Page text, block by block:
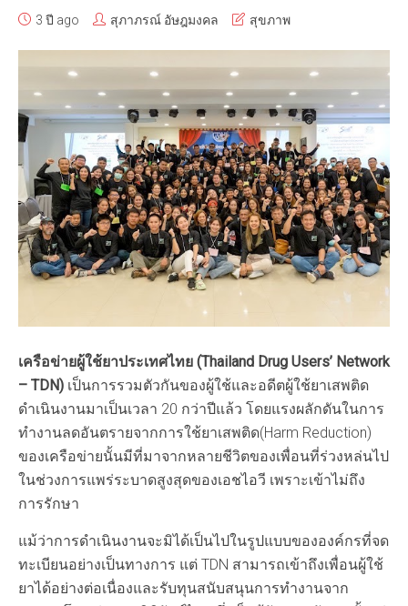
3 ปี ago สุภาภรณ์ อัษฎมงคล สุขภาพ
เครือข่ายผู้ใช้ยาประเทศไทย (Thailand Drug Users’ Network
– TDN) เป็นการรวมตัวกันของผู้ใช้และอดีตผู้ใช้ยาเสพติด
ดำเนินงานมาเป็นเวลา 20 กว่าปีแล้ว โดยแรงผลักดันในการ
ทำงานลดอันตรายจากการใช้ยาเสพติด(Harm Reduction)
ของเครือข่ายนั้นมีที่มาจากหลายชีวิตของเพื่อนที่ร่วงหล่นไป
ในช่วงการแพร่ระบาดสูงสุดของเอชไอวี เพราะเข้าไม่ถึง
การรักษา
แม้ว่าการดำเนินงานจะมิได้เป็นไปในรูปแบบขององค์กรที่จด
ทะเบียนอย่างเป็นทางการ แต่ TDN สามารถเข้าถึงเพื่อนผู้ใช้
ยาได้อย่างต่อเนื่องและรับทุนสนับสนุนการทำงานจาก